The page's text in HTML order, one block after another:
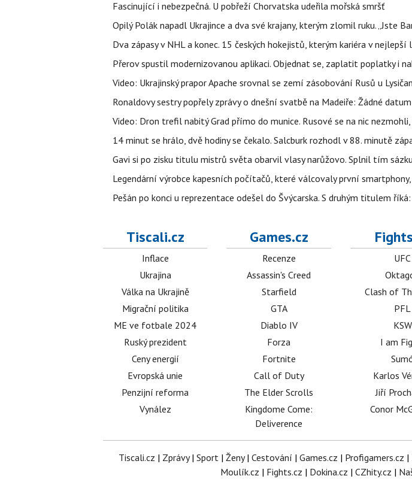
Fascinující i nebezpečná. U pobřeží Chorvatska udeřila mořská smršť
Opilý Polák napadl Ukrajince a dva své krajany, kterým zlomil ruku. „Jste
Dva zápasy v NHL a konec. 15 českých hokejistů, kterým kariéra v
Přerov spustil modernizovanou aplikaci. Objednat se, zaplatit poplatky i
Video: Ukrajinský prapor Apache srovnal se zemí zásobování Rusů u
Ronaldovy sestry popřely zprávy o dnešní svatbě na Madeiře: Žádné
Video: Dron trefil nabitý Grad přímo do munice. Rusové se na nic
14 minut se hrálo, dvě hodiny se čekalo. Salcburk rozhodl v 88. minutě
Gavi si po zisku titulu mistrů světa obarvil vlasy narůžovo. Splnil tím
Legendární výrobce kapesních počítačů, které válcovaly první
Pešán po konci u reprezentace odešel do Švýcarska. S druhým titulem
Tiscali.cz
Inflace
Ukrajina
Válka na Ukrajině
Migrační politika
ME ve fotbale 2024
Ruský prezident
Ceny energií
Evropská unie
Penzijní reforma
Vynález
Games.cz
Recenze
Assassin's Creed
Starfield
GTA
Diablo IV
Forza
Fortnite
Call of Duty
The Elder Scrolls
Kingdome Come:
Deliverence
UFC
Clash of
PFL
KSW
I am
Karlos
Jiří
Conor
Tiscali.cz | Zprávy| Sport| Ženy| Cestování | Games.cz | Profigamers.cz |
Moulík.cz | Fights.cz | Dokina.cz | CZhity.cz |